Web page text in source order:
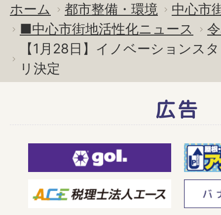
ホーム 都市整備・環境
中心市
■中心市街地活性化ニュース
【1月28日】イノベーションス
リ決定
広告